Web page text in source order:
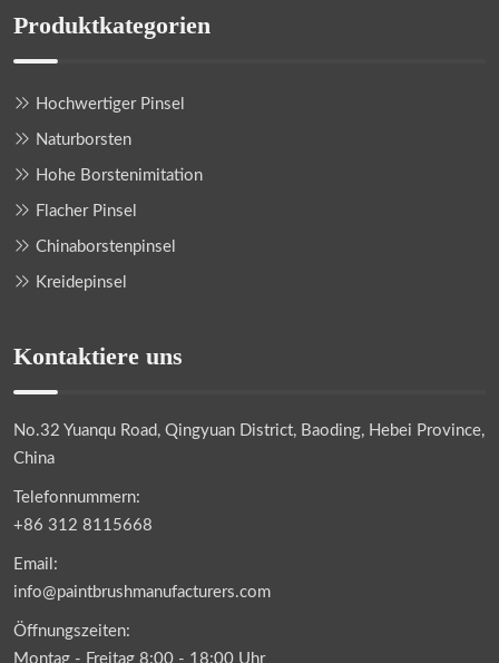
Produktkategorien
Hochwertiger Pinsel
Naturborsten
Hohe Borstenimitation
Flacher Pinsel
Chinaborstenpinsel
Kreidepinsel
Kontaktiere uns
No.32 Yuanqu Road, Qingyuan District, Baoding, Hebei Province,
China
Telefonnummern:
+86 312 8115668
Email:
info@paintbrushmanufacturers.com
Öffnungszeiten:
Montag - Freitag 8:00 - 18:00 Uhr